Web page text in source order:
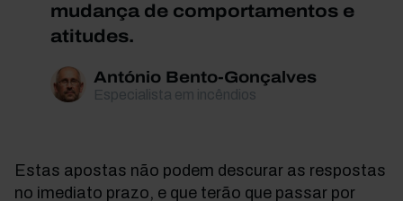
mudança de comportamentos e
atitudes.
António Bento-Gonçalves
Especialista em incêndios
Estas apostas não podem descurar as respostas
no imediato prazo, e que terão que passar por